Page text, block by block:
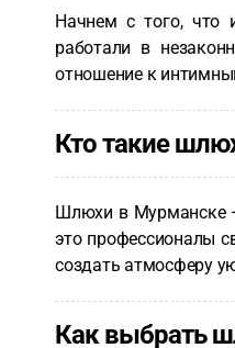
Начнем с того, что
работали в
отношение к
Кто такие
Шлюхи в Мурманске
это профессионалы
создать атмосферу
Как выбрать